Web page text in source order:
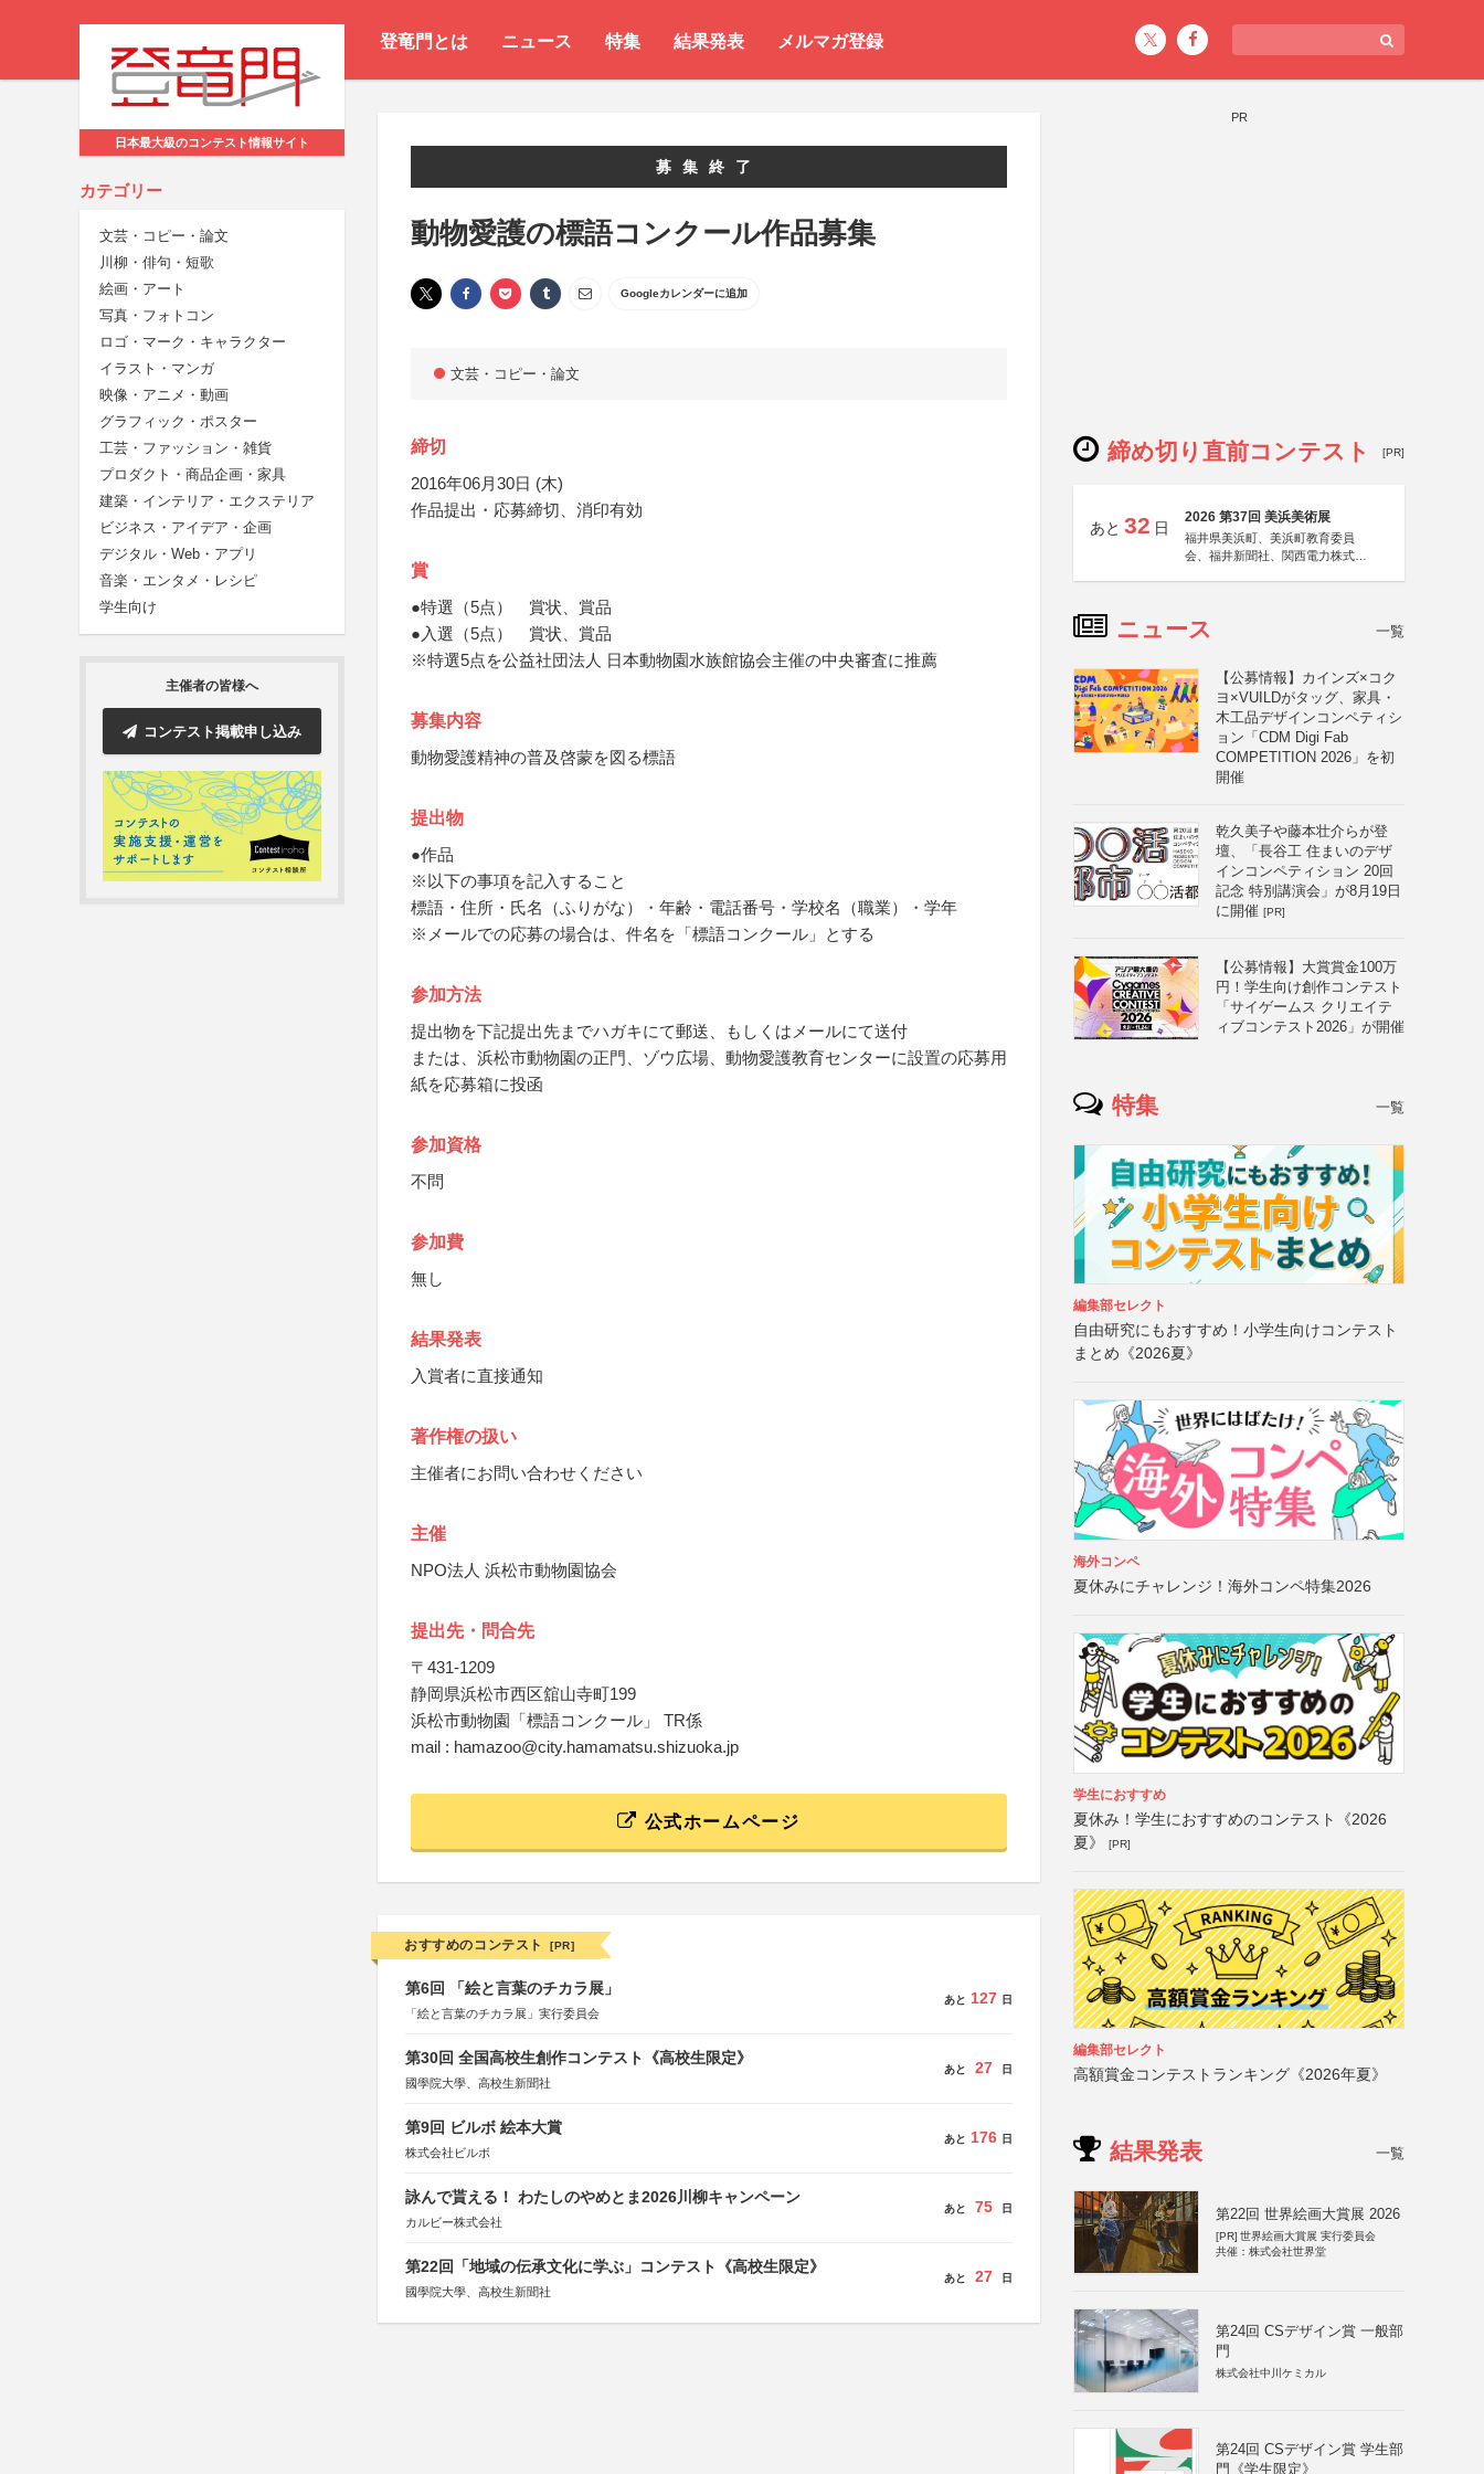
登竜門とは ニュース 特集 結果発表 メルマガ登録
日本最大級のコンテスト情報サイト
カテゴリー
文芸・コピー・論文
川柳・俳句・短歌
絵画・アート
写真・フォトコン
ロゴ・マーク・キャラクター
イラスト・マンガ
映像・アニメ・動画
グラフィック・ポスター
工芸・ファッション・雑貨
プロダクト・商品企画・家具
建築・インテリア・エクステリア
ビジネス・アイデア・企画
デジタル・Web・アプリ
音楽・エンタメ・レシピ
学生向け
主催者の皆様へ
コンテスト掲載申し込み
募集終了
動物愛護の標語コンクール作品募集
Googleカレンダーに追加
文芸・コピー・論文
締切
2016年06月30日 (木)
作品提出・応募締切、消印有効
賞
●特選（5点） 賞状、賞品
●入選（5点） 賞状、賞品
※特選5点を公益社団法人 日本動物園水族館協会主催の中央審査に推薦
募集内容
動物愛護精神の普及啓蒙を図る標語
提出物
●作品
※以下の事項を記入すること
標語・住所・氏名（ふりがな）・年齢・電話番号・学校名（職業）・学年
※メールでの応募の場合は、件名を「標語コンクール」とする
参加方法
提出物を下記提出先までハガキにて郵送、もしくはメールにて送付
または、浜松市動物園の正門、ゾウ広場、動物愛護教育センターに設置の応募用
紙を応募箱に投函
参加資格
不問
参加費
無し
結果発表
入賞者に直接通知
著作権の扱い
主催者にお問い合わせください
主催
NPO法人 浜松市動物園協会
提出先・問合先
〒431-1209
静岡県浜松市西区舘山寺町199
浜松市動物園「標語コンクール」 TR係
mail : hamazoo@city.hamamatsu.shizuoka.jp
公式ホームページ
おすすめのコンテスト [PR]
第6回 「絵と言葉のチカラ展」
「絵と言葉のチカラ展」実行委員会
あと 127 日
第30回 全国高校生創作コンテスト《高校生限定》
國學院大學、高校生新聞社
あと 27 日
第9回 ビルボ 絵本大賞
株式会社ビルボ
あと 176 日
詠んで貰える！ わたしのやめとま2026川柳キャンペーン
カルビー株式会社
あと 75 日
第22回「地域の伝承文化に学ぶ」コンテスト《高校生限定》
國學院大學、高校生新聞社
あと 27 日
PR
締め切り直前コンテスト [PR]
あと 32 日
2026 第37回 美浜美術展
福井県美浜町、美浜町教育委員
会、福井新聞社、関西電力株式会
ニュース 一覧
【公募情報】カインズ×コク
ヨ×VUILDがタッグ、家具・
木工品デザインコンペティシ
ョン「CDM Digi Fab
COMPETITION 2026」を初
開催
乾久美子や藤本壮介らが登
壇、「長谷工 住まいのデザ
インコンペティション 20回
記念 特別講演会」が8月19日
に開催 [PR]
【公募情報】大賞賞金100万
円！学生向け創作コンテスト
「サイゲームス クリエイテ
ィブコンテスト2026」が開催
特集 一覧
編集部セレクト
自由研究にもおすすめ！小学生向けコンテスト
まとめ《2026夏》
海外コンペ
夏休みにチャレンジ！海外コンペ特集2026
学生におすすめ
夏休み！学生におすすめのコンテスト《2026
夏》
[PR]
編集部セレクト
高額賞金コンテストランキング《2026年夏》
結果発表 一覧
第22回 世界絵画大賞展 2026
[PR] 世界絵画大賞展 実行委員会
共催：株式会社世界堂
第24回 CSデザイン賞 一般部
門
株式会社中川ケミカル
第24回 CSデザイン賞 学生部
門《学生限定》